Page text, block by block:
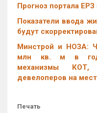
Прогноз портала
Показатели ввода
будут
Минстрой и НОЗА:
млн кв. м в год,
механизмы
девелоперов на
Печать